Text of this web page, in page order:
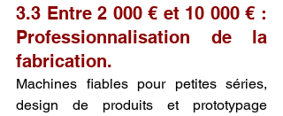
3.3 Entre 2 000 € et 10 000 € :
Professionnalisation de la
fabrication.
Machines fiables pour petites séries,
design de produits et prototypage